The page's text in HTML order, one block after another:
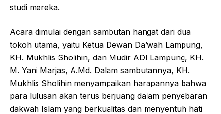
studi mereka.
Acara dimulai dengan sambutan hangat dari dua
tokoh utama, yaitu Ketua Dewan Da’wah Lampung,
KH. Mukhlis Sholihin, dan Mudir ADI Lampung, KH.
M. Yani Marjas, A.Md. Dalam sambutannya, KH.
Mukhlis Sholihin menyampaikan harapannya bahwa
para lulusan akan terus berjuang dalam penyebaran
dakwah Islam yang berkualitas dan menyentuh hati